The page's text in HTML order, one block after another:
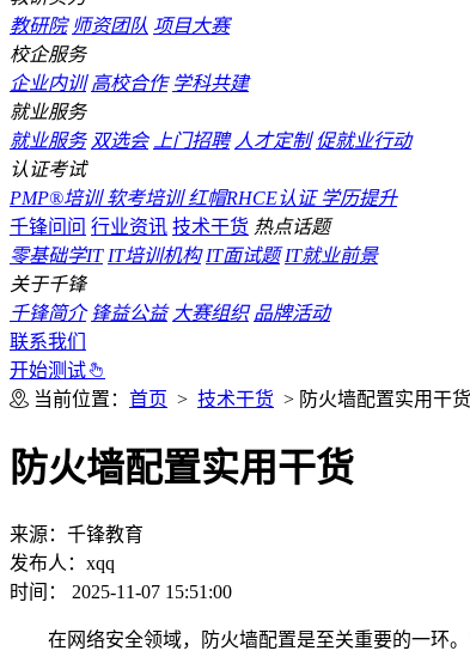
教研院 师资团队 项目大赛
校企服务
企业内训 高校合作 学科共建
就业服务
就业服务 双选会 上门招聘 人才定制 促就业行动
认证考试
PMP®培训软考培训红帽RHCE认证学历提升
千锋问问 行业资讯 技术干货 热点话题
零基础学IT IT培训机构 IT面试题 IT就业前景
关于千锋
千锋简介 锋益公益 大赛组织 品牌活动
联系我们
开始测试
当前位置： 首页 > 技术干货 > 防火墙配置实用干货
防火墙配置实用干货
来源：千锋教育
发布人：xqq
时间： 2025-11-07 15:51:00
在网络安全领域，防火墙配置是至关重要的一环